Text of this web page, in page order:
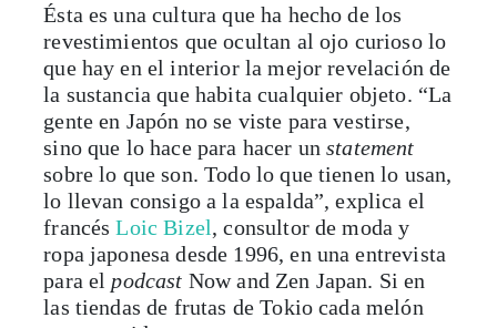
Ésta es una cultura que ha hecho de los
revestimientos que ocultan al ojo curioso lo
que hay en el interior la mejor revelación de
la sustancia que habita cualquier objeto. “La
gente en Japón no se viste para vestirse,
sino que lo hace para hacer unstatement
sobre lo que son. Todo lo que tienen lo usan,
lo llevan consigo a la espalda”, explica el
francésLoic Bizel, consultor de moda y
ropa japonesa desde 1996, en una entrevista
para el podcast Now and Zen Japan. Si en
las tiendas de frutas de Tokio cada melón